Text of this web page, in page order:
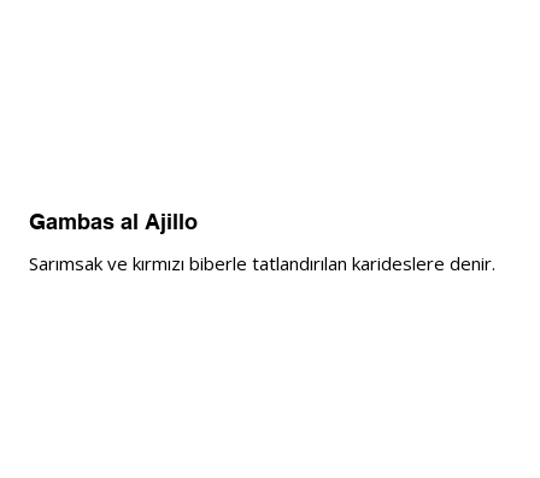
Gambas al Ajillo
Sarımsak ve kırmızı biberle tatlandırılan karideslere denir.